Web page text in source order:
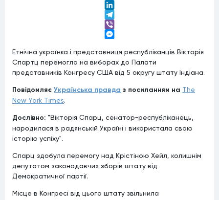
Twitter
LinkedIn
Telegram
Viber
Етнічна українка і представниця республіканців Вікторія
Спартц перемогла на виборах до Палати
представників Конгресу США від 5 округу штату Індіана.
Повідомляє Українська правда з посиланням на The
New York Times.
Дослівно: "Вікторія Спарц, сенатор-республіканець,
народилася в радянській Україні і використала свою
історію успіху".
Спарц здобула перемогу над Крістіною Хейл, колишнім
депутатом законодавчих зборів штату від
Демократичної партії.
Місце в Конгресі від цього штату звільнила